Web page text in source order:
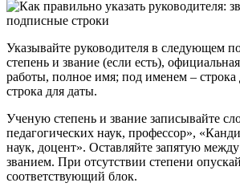
Указывайте руководителя в следующем
степень и звание (если есть),
работы, полное имя; под именем – строка
строка для даты.
Ученую степень и звание записывайте
педагогических наук, профессор»,
наук, доцент». Оставляйте запятую
званием. При отсутствии степени
соответствующий блок.